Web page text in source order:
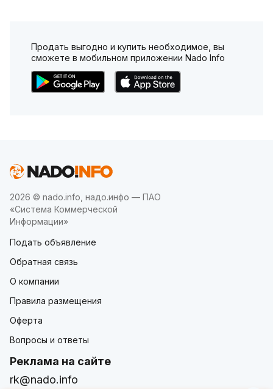
Продать выгодно и купить необходимое, вы
сможете в мобильном приложении Nado Info
2026 © nado.info, надо.инфо — ПАО
«Система Коммерческой
Информации»
Подать объявление
Обратная связь
О компании
Правила размещения
Оферта
Вопросы и ответы
Реклама на сайте
rk@nado.info